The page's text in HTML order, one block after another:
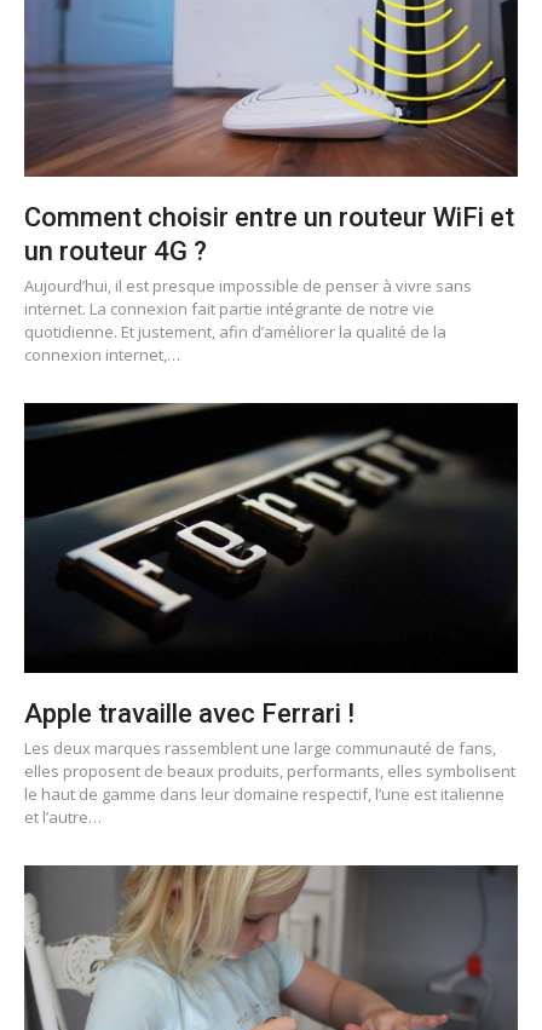
Comment choisir entre un routeur WiFi et
un routeur 4G ?
Aujourd’hui, il est presque impossible de penser à vivre sans
internet. La connexion fait partie intégrante de notre vie
quotidienne. Et justement, afin d’améliorer la qualité de la
connexion internet,…
Apple travaille avec Ferrari !
Les deux marques rassemblent une large communauté de fans,
elles proposent de beaux produits, performants, elles symbolisent
le haut de gamme dans leur domaine respectif, l’une est italienne
et l’autre…